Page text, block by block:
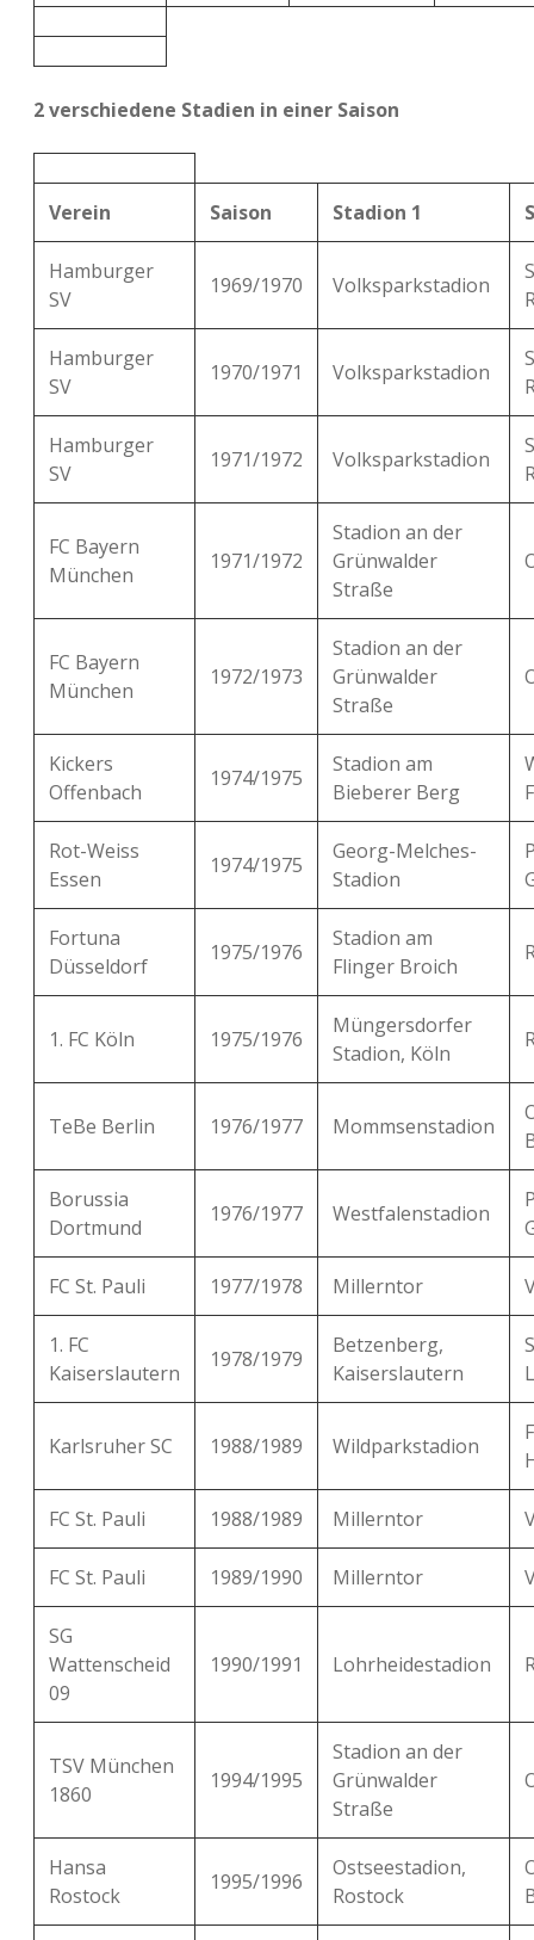
2 verschiedene Stadien in einer Saison
Verein Saison Stadion 1
Hamburger
SV
1969/1970 Volksparkstadion
Hamburger
SV
1970/1971 Volksparkstadion
Hamburger
SV
1971/1972 Volksparkstadion
FC Bayern
München
1971/1972
Stadion an der
Grünwalder
Straße
FC Bayern
München
1972/1973
Stadion an der
Grünwalder
Straße
Kickers
Offenbach
1974/1975
Stadion am
Bieberer Berg
Rot-Weiss
Essen
1974/1975
Georg-Melches-
Stadion
Fortuna
Düsseldorf
1975/1976
Stadion am
Flinger Broich
1. FC Köln 1975/1976
Müngersdorfer
Stadion, Köln
TeBe Berlin 1976/1977 Mommsenstadion
Borussia
Dortmund
1976/1977 Westfalenstadion
FC St. Pauli 1977/1978 Millerntor
1. FC
Kaiserslautern
1978/1979
Betzenberg,
Kaiserslautern
Karlsruher SC 1988/1989 Wildparkstadion
FC St. Pauli 1988/1989 Millerntor
FC St. Pauli 1989/1990 Millerntor
SG
Wattenscheid
09
1990/1991 Lohrheidestadion
TSV München
1860
1994/1995
Stadion an der
Grünwalder
Straße
Hansa
Rostock
1995/1996
Ostseestadion,
Rostock